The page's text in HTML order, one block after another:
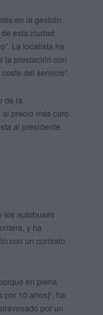
en la gestión
esta ciudad
La localista ha
la prestación con
del servicio”.
de la
precio más caro
al presidente.
los autobuses
y ha
con un contrato
en plena
10 años]”, ha
por un